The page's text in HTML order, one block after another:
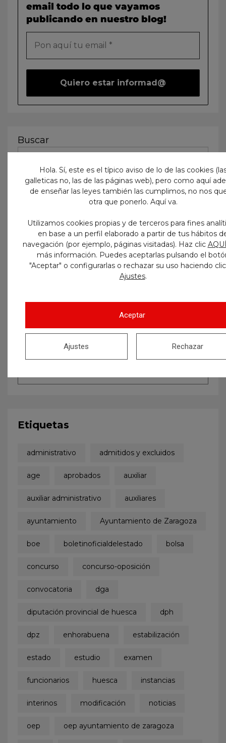
email todo lo que vayamos
publicando en nuestro blog!
Buscar
Etiquetas
administrativo admitidos y excluidos
age aprobados auxiliar
auxiliar administrativo auxiliares
ayuntamiento Ayuntamiento de Zaragoza
boe boletinoficialdelestado bolsa
concurso concurso-oposición
convocatoria dga
diputación provincial de huesca dph
dpz enhorabuena estabilización
estado estudio examen
funcionarios huesca instancias
interinos modificación noticias
oep oep ayuntamiento de zaragoza
Hola. Sí, este es el típico aviso de lo de las cookies
galleticas no, las de las páginas web), pero como aquí
de enseñar las leyes también las cumplimos, no nos
otra que ponerlo. Aquí va.
Utilizamos cookies propias y de terceros para fines
en base a un perfil elaborado a partir de tus hábitos
navegación (por ejemplo, páginas visitadas). Haz clic
más información. Puedes aceptarlas pulsando el
"Aceptar" o configurarlas o rechazar su uso haciendo
Ajustes.
Aceptar
Rechazar
Ajustes